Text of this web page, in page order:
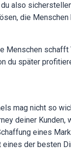
also
die Menschen
Menschen
du später
mag nicht so
deiner
eines
der besten